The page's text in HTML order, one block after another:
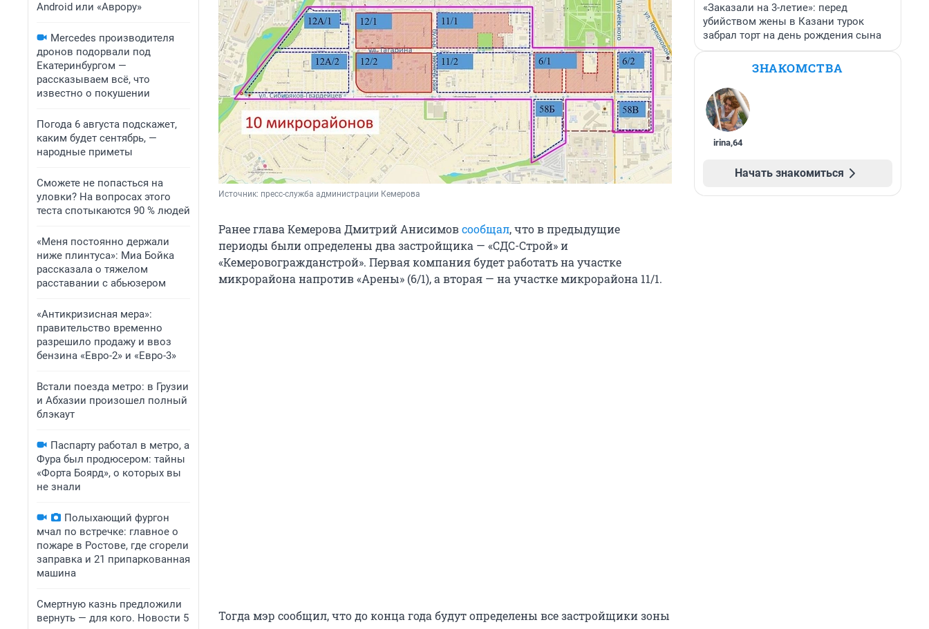
Android или «Аврору»
Mercedes производителя
дронов подорвали под
Екатеринбургом —
рассказываем всё, что
известно о покушении
Погода 6 августа подскажет,
каким будет сентябрь, —
народные приметы
Сможете не попасться на
уловки? На вопросах этого
теста спотыкаются 90 % людей
«Меня постоянно держали
ниже плинтуса»: Миа Бойка
рассказала о тяжелом
расставании с абьюзером
«Антикризисная мера»:
правительство временно
разрешило продажу и ввоз
бензина «Евро-2» и «Евро-3»
Встали поезда метро: в Грузии
и Абхазии произошел полный
блэкаут
Паспарту работал в метро, а
Фура был продюсером: тайны
«Форта Боярд», о которых вы
не знали
Полыхающий фургон
мчал по встречке: главное о
пожаре в Ростове, где сгорели
заправка и 21 припаркованная
машина
Смертную казнь предложили
вернуть — для кого. Новости 5
Источник: пресс-служба администрации Кемерова
Ранее глава Кемерова Дмитрий Анисимовсообщал, что в предыдущие
периоды были определены два застройщика — «СДС-Строй» и
«Кемеровогражданстрой». Первая компания будет работать на участке
микрорайона напротив «Арены» (6/1), а вторая — на участке микрорайона 11/1.
Тогда мэр сообщил, что до конца года будут определены все застройщики зоны
«Заказали на 3-летие»: перед
убийством жены в Казани турок
забрал торт на день рождения сына
ЗНАКОМСТВА
irina,64
Начать знакомиться